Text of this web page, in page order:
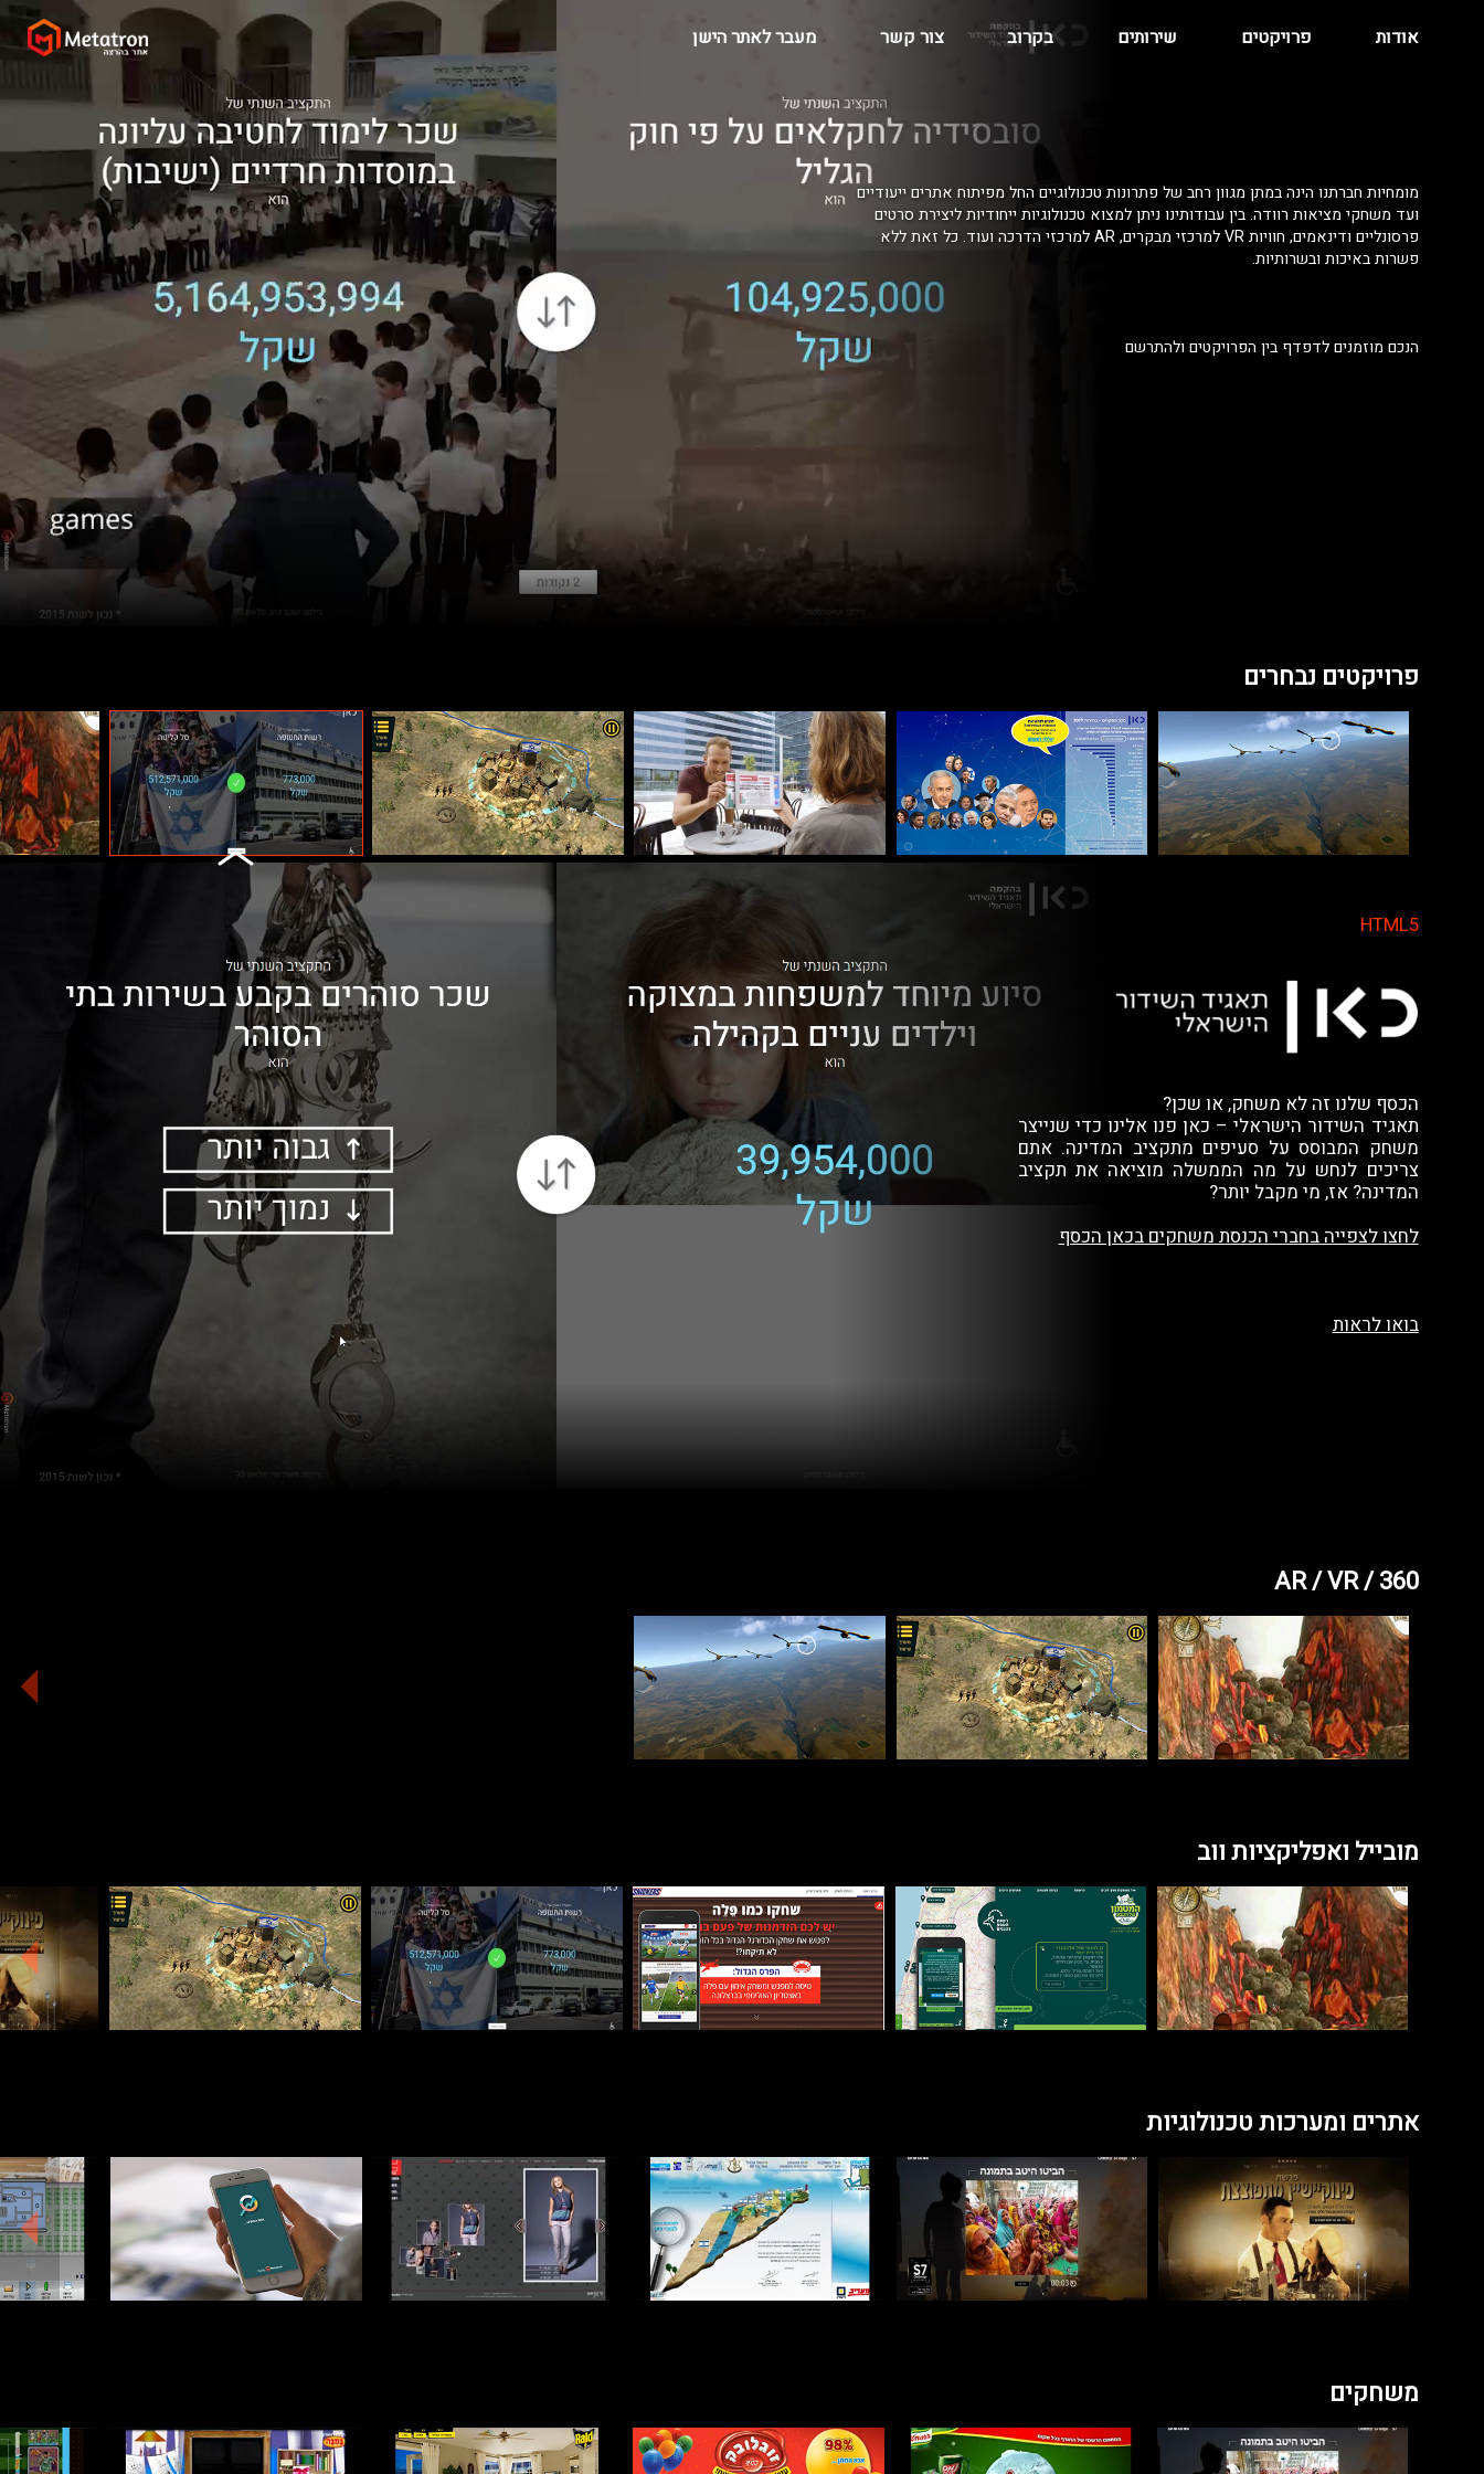
אודות פרויקטים שירותים בקרוב צור קשר מעבר לאתר הישן
מומחיות חברתנו הינה במתן מגוון רחב של פתרונות טכנולוגיים החל מפיתוח אתרים ייעודיים
ועד משחקי מציאות רוודה. בין עבודותינו ניתן למצוא טכנולוגיות ייחודיות ליצירת סרטים
פרסונליים ודינאמים, חוויות VR למרכזי מבקרים, AR למרכזי הדרכה ועוד. כל זאת ללא
פשרות באיכות ובשרותיות.
הנכם מוזמנים לדפדף בין הפרויקטים ולהתרשם
פרויקטים נבחרים
HTML5
הכסף שלנו זה לא משחק, או שכן?
תאגיד השידור הישראלי – כאן פנו אלינו כדי שנייצר
משחק המבוסס על סעיפים מתקציב המדינה. אתם
צריכים לנחש על מה הממשלה מוציאה את תקציב
המדינה? אז, מי מקבל יותר?
לחצו לצפייה בחברי הכנסת משחקים בכאן הכסף
בואו לראות
AR / VR / 360
מובייל ואפליקציות ווב
אתרים ומערכות טכנולוגיות
משחקים